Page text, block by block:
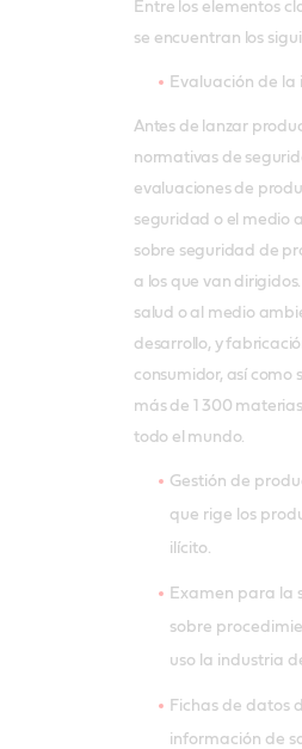
Entre los elementos
se encuentran los
Evaluación de la
Antes de lanzar
normativas de
evaluaciones de
seguridad o el medio
sobre seguridad de
a los que van
salud o al medio
desarrollo, y
consumidor, así como
más de 1 300
todo el mundo.
Gestión de
que rige los
ilícito.
Examen para la
sobre
uso la industria
Fichas de datos
información de